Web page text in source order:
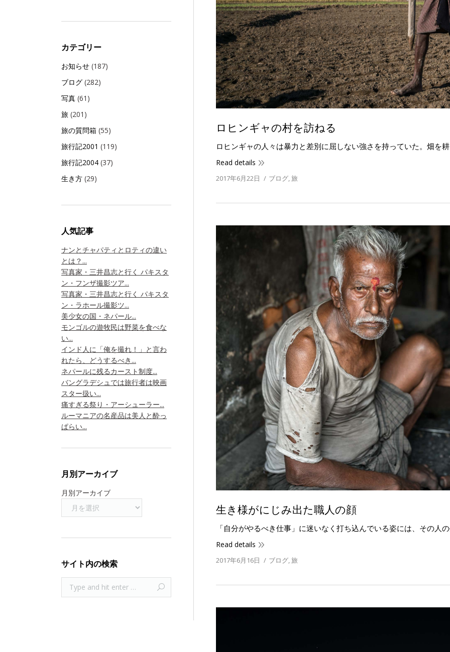
ロヒンギャの村を訪ねる
ロヒンギャの人々は暴力と差別に屈しない強さを持っていた。畑を
Read details
2017年6月22日 ブログ,旅
生き様がにじみ出た職人の顔
「自分がやるべき仕事」に迷いなく打ち込んでいる姿には、その人
Read details
2017年6月16日 ブログ,旅
カテゴリー
お知らせ (187)
ブログ (282)
写真 (61)
旅 (201)
旅の質問箱 (55)
旅行記2001 (119)
旅行記2004 (37)
生き方 (29)
人気記事
ナンとチャパティとロティの違い
とは？...
写真家・三井昌志と行く パキスタ
ン・フンザ撮影ツア...
写真家・三井昌志と行く パキスタ
ン・ラホール撮影ツ...
美少女の国・ネパール...
モンゴルの遊牧民は野菜を食べな
い...
インド人に「俺を撮れ！」と言わ
れたら、どうするべき...
ネパールに残るカースト制度...
バングラデシュでは旅行者は映画
スター扱い...
痛すぎる祭り・アーシューラー...
ルーマニアの名産品は美人と酔っ
ぱらい...
月別アーカイブ
月別アーカイブ
サイト内の検索